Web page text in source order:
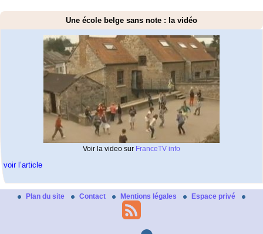
Une école belge sans note : la vidéo
Voir la video sur FranceTV info
voir l’article
Plan du site Contact Mentions légales Espace privé